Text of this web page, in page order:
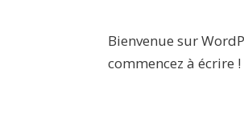
Bienvenue sur
commencez à écrire !